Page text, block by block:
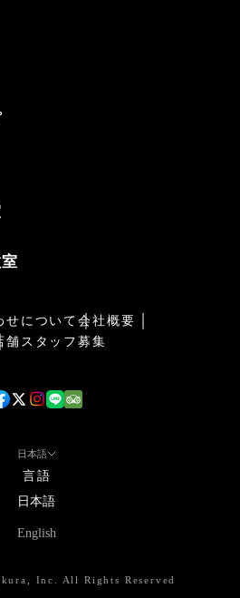
せについて会社概要
舗スタッフ募集
日本語
言語
日本語
English
Inc. All Rights Reserved